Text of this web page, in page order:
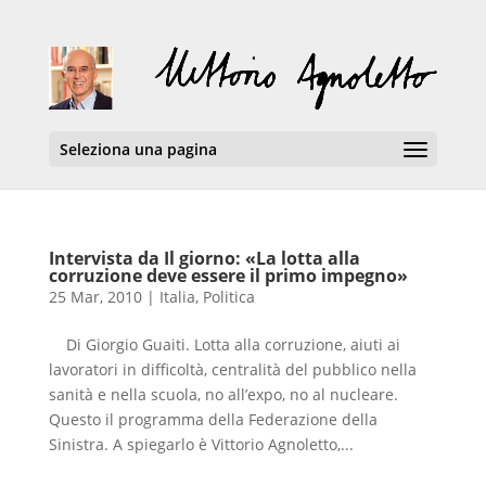
Seleziona una pagina
Intervista da Il giorno: «La lotta alla
corruzione deve essere il primo impegno»
25 Mar, 2010| Italia, Politica
Di Giorgio Guaiti. Lotta alla corruzione, aiuti ai
lavoratori in difficoltà, centralità del pubblico nella
sanità e nella scuola, no all’expo, no al nucleare.
Questo il programma della Federazione della
Sinistra. A spiegarlo è Vittorio Agnoletto,...